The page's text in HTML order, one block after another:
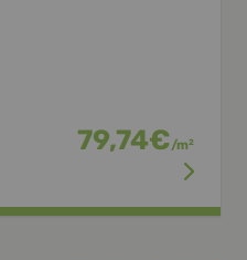
79,74€/m2